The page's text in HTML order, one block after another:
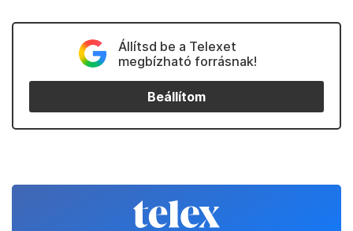
Állítsd be a Telexet
megbízható forrásnak!
Beállítom